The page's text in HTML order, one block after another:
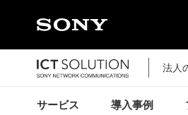
法人
サービス 導入事例